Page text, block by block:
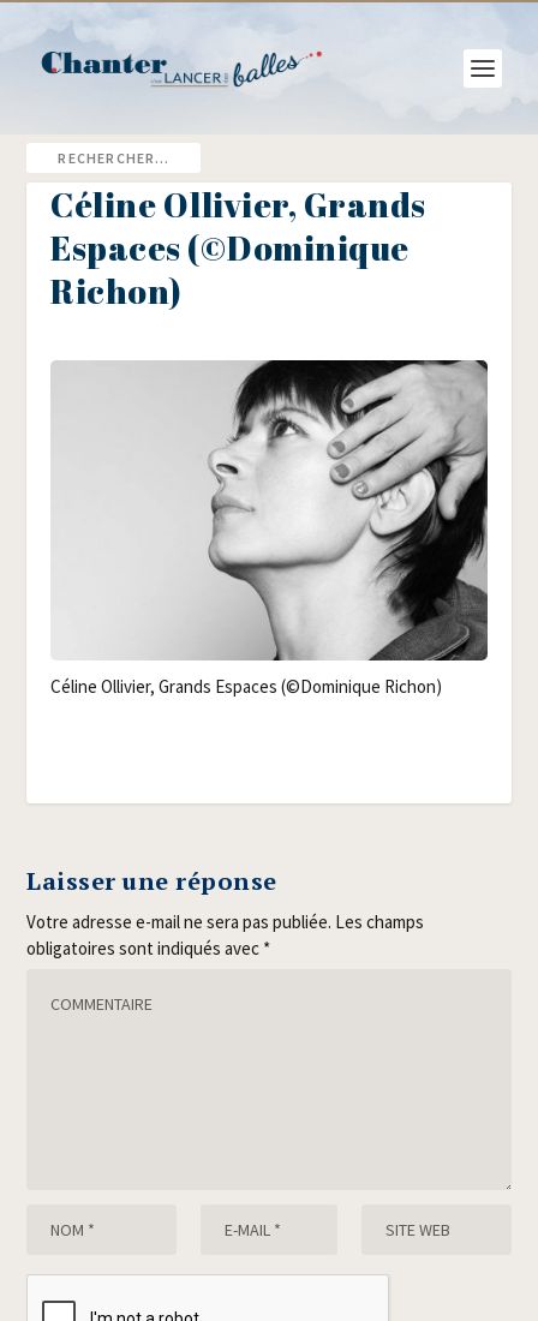
Céline Ollivier, Grands
Espaces (©Dominique
Richon)
Céline Olli­vier, Grands Espaces (©Domi­nique Richon)
Laisser une réponse
Votre adresse e-mail ne sera pas publiée. Les champs
obligatoires sont indiqués avec *